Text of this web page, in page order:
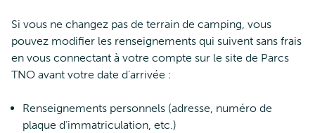
Si vous ne changez pas de terrain de camping, vous
pouvez modifier les renseignements qui suivent sans frais
en vous connectant à votre compte sur le site de Parcs
TNO avant votre date d’arrivée :
Renseignements personnels (adresse, numéro de
plaque d’immatriculation, etc.)